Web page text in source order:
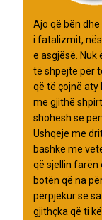
Ajo që bën
i fatalizmit,
e asgjësë. Nuk
të shpejtë për
që të çojnë aty
me gjithë
shohësh se
Ushqeje me
bashkë me
që sjellin farën
botën që na
përpjekur se
gjithçka që ti